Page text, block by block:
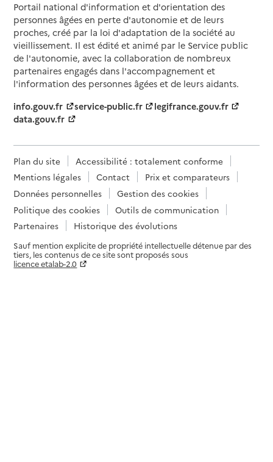
Portail national d'information et d'orientation des
personnes âgées en perte d'autonomie et de leurs
proches, créé par la loi d'adaptation de la société au
vieillissement. Il est édité et animé par le Service public
de l'autonomie, avec la collaboration de nombreux
partenaires engagés dans l'accompagnement et
l'information des personnes âgées et de leurs aidants.
info.gouv.fr
service-public.fr
legifrance.gouv.fr
data.gouv.fr
Plan du site
Accessibilité : totalement conforme
Mentions légales
Contact
Prix et comparateurs
Données personnelles
Gestion des cookies
Politique des cookies
Outils de communication
Partenaires
Historique des évolutions
Sauf mention explicite de propriété intellectuelle détenue par des
tiers, les contenus de ce site sont proposés sous
licence etalab-2.0